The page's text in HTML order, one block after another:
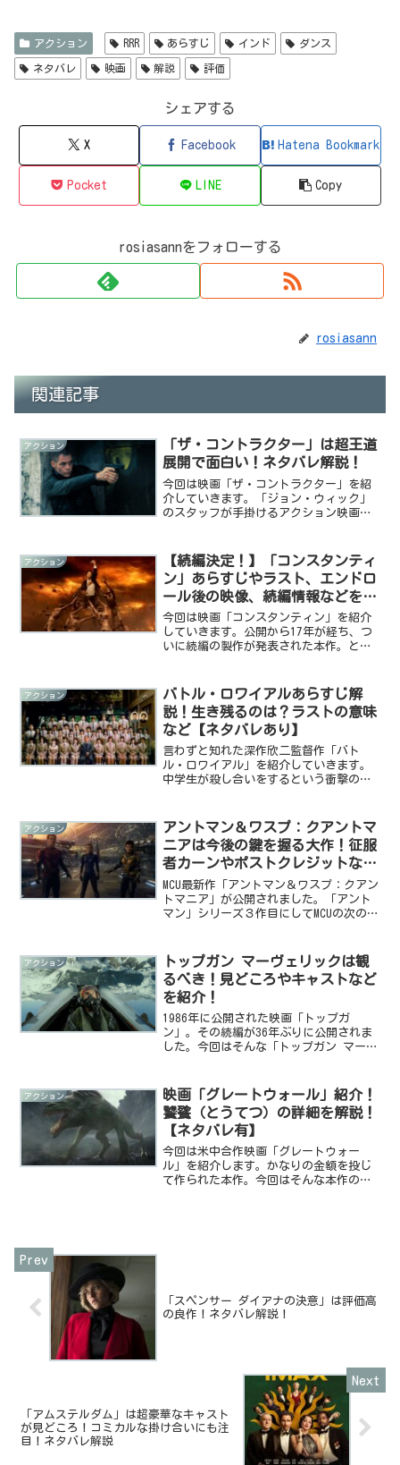
アクション RRR あらすじ インド ダンス
ネタバレ 映画 解説 評価
シェアする
X Facebook Hatena Bookmark
Pocket LINE Copy
rosiasannをフォローする
rosiasann
関連記事
アクション
「ザ・コントラクター」は超王道
展開で面白い！ネタバレ解説！
今回は映画「ザ・コントラクター」を紹
介していきます。「ジョン・ウィック」
のスタッフが手掛けるアクション映画、
ろ、ラストなどをまとめて紹介していき
ます。それではいきましょ...
アクション
【続編決定！】「コンスタンティ
ン」あらすじやラスト、エンドロ
ール後の映像、続編情報などをま
とめて紹介！
今回は映画「コンスタンティン」を紹介
していきます。公開から17年が経ち、つ
いに続編の製作が発表された本作。とに
世界観、結末などをまとめて紹介してい
きます。続編までまだ時...
アクション
バトル・ロワイアルあらすじ解
説！生き残るのは？ラストの意味
など【ネタバレあり】
言わずと知れた深作欣二監督作「バト
ル・ロワイアル」を紹介していきます。
中学生が殺し合いをするという衝撃の内
のあらすじや映画に込められたメッセー
ジなどを解説していきます。...
アクション
アントマン＆ワスプ：クアントマ
ニアは今後の鍵を握る大作！征服
者カーンやポストクレジットなど
を解説！
MCU最新作「アントマン＆ワスプ：クアン
トマニア」が公開されました。「アント
マン」シリーズ３作目にしてMCUの次の強
はそんな映画のあらすじや最大のヴィラ
ン、カーンについ...
アクション
トップガン マーヴェリックは観
るべき！見どころやキャストなど
を紹介！
1986年に公開された映画「トップガ
ン」。その続編が36年ぶりに公開されま
した。今回はそんな「トップガン マーヴ
それではいきましょーなるべくネタバレ
の無いようにしていま...
アクション
映画「グレートウォール」紹介！
饕餮（とうてつ）の詳細を解説！
【ネタバレ有】
今回は米中合作映画「グレートウォー
ル」を紹介します。かなりの金額を投じ
て作られた本作。今回はそんな本作のあ
「スペンサー ダイアナの決意」は評価高
の良作！ネタバレ解説！
「アムステルダム」は超豪華なキャスト
が見どころ！コミカルな掛け合いにも注
目！ネタバレ解説